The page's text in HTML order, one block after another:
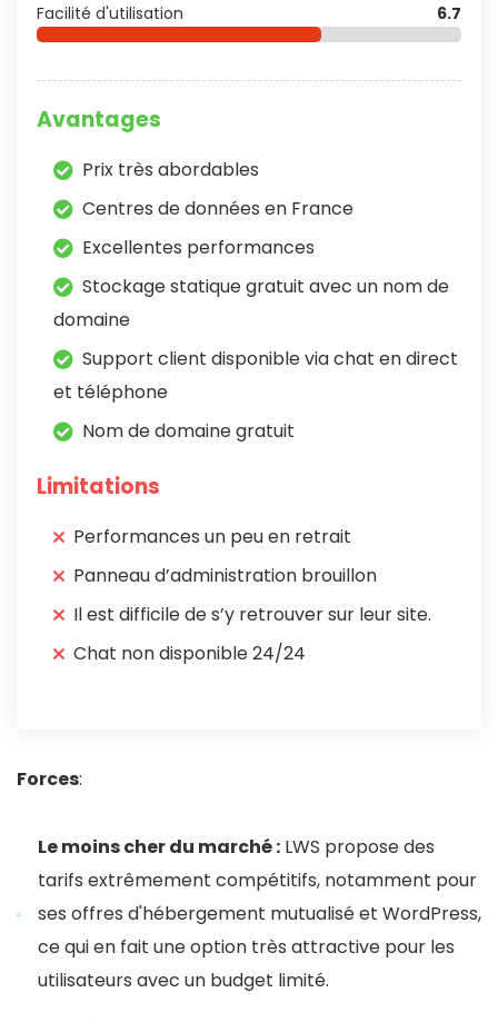
Facilité d'utilisation 6.7
Avantages
Prix très abordables
Centres de données en France
Excellentes performances
Stockage statique gratuit avec un nom de
domaine
Support client disponible via chat en direct
et téléphone
Nom de domaine gratuit
Limitations
Performances un peu en retrait
Panneau d’administration brouillon
Il est difficile de s’y retrouver sur leur site.
Chat non disponible 24/24
Forces:
Le moins cher du marché :LWS propose des
tarifs extrêmement compétitifs, notamment pour
ses offres d'hébergement mutualisé et WordPress,
ce qui en fait une option très attractive pour les
utilisateurs avec un budget limité.